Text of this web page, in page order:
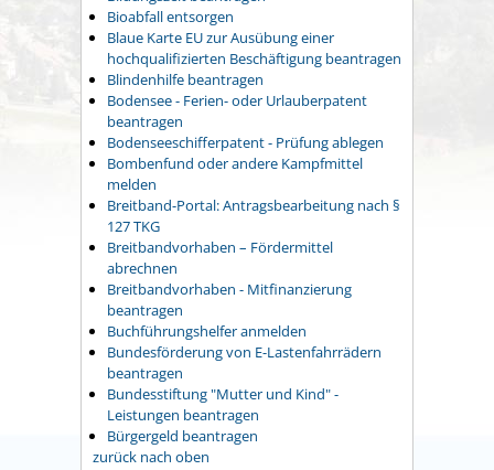
Bioabfall entsorgen
Blaue Karte EU zur Ausübung einer
hochqualifizierten Beschäftigung beantragen
Blindenhilfe beantragen
Bodensee - Ferien- oder Urlauberpatent
beantragen
Bodenseeschifferpatent - Prüfung ablegen
Bombenfund oder andere Kampfmittel
melden
Breitband-Portal: Antragsbearbeitung nach §
127 TKG
Breitbandvorhaben – Fördermittel
abrechnen
Breitbandvorhaben - Mitfinanzierung
beantragen
Buchführungshelfer anmelden
Bundesförderung von E-Lastenfahrrädern
beantragen
Bundesstiftung "Mutter und Kind" -
Leistungen beantragen
Bürgergeld beantragen
zurück nach oben